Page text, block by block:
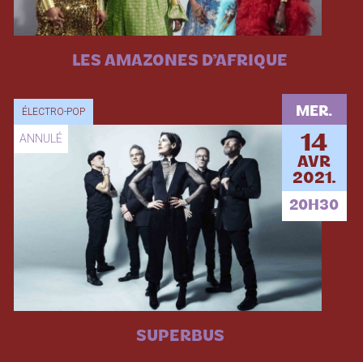
LES AMAZONES D’AFRIQUE
ÉLECTRO-POP
ANNULÉ
MER.
14
AVR
2021.
20H30
SUPERBUS